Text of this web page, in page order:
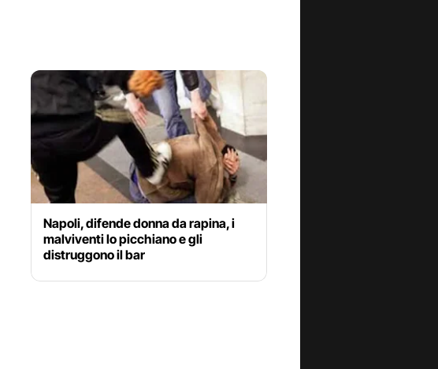
Napoli, difende donna da rapina, i
malviventi lo picchiano e gli
distruggono il bar